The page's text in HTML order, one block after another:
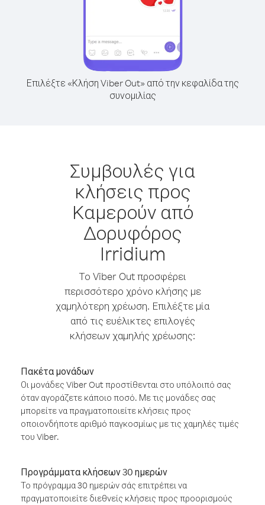
Επιλέξτε «Κλήση Viber Out» από την κεφαλίδα της
συνομιλίας
Συμβουλές για
κλήσεις προς
Καμερούν από
Δορυφόρος
Irridium
Το Viber Out προσφέρει
περισσότερο χρόνο κλήσης με
χαμηλότερη χρέωση. Επιλέξτε μία
από τις ευέλικτες επιλογές
κλήσεων χαμηλής χρέωσης:
Πακέτα μονάδων
Οι μονάδες Viber Out προστίθενται στο υπόλοιπό σας
όταν αγοράζετε κάποιο ποσό. Με τις μονάδες σας
μπορείτε να πραγματοποιείτε κλήσεις προς
οποιονδήποτε αριθμό παγκοσμίως με τις χαμηλές τιμές
του Viber.
Προγράμματα κλήσεων 30 ημερών
Το πρόγραμμα 30 ημερών σάς επιτρέπει να
πραγματοποιείτε διεθνείς κλήσεις προς προορισμούς